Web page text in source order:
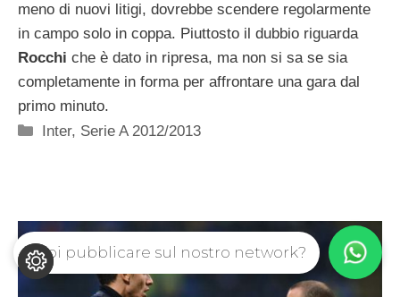
meno di nuovi litigi, dovrebbe scendere regolarmente
in campo solo in coppa. Piuttosto il dubbio riguarda
Rocchi che è dato in ripresa, ma non si sa se sia
completamente in forma per affrontare una gara dal
primo minuto.
Categorie
Inter, Serie A 2012/2013
Vuoi pubblicare sul nostro network?